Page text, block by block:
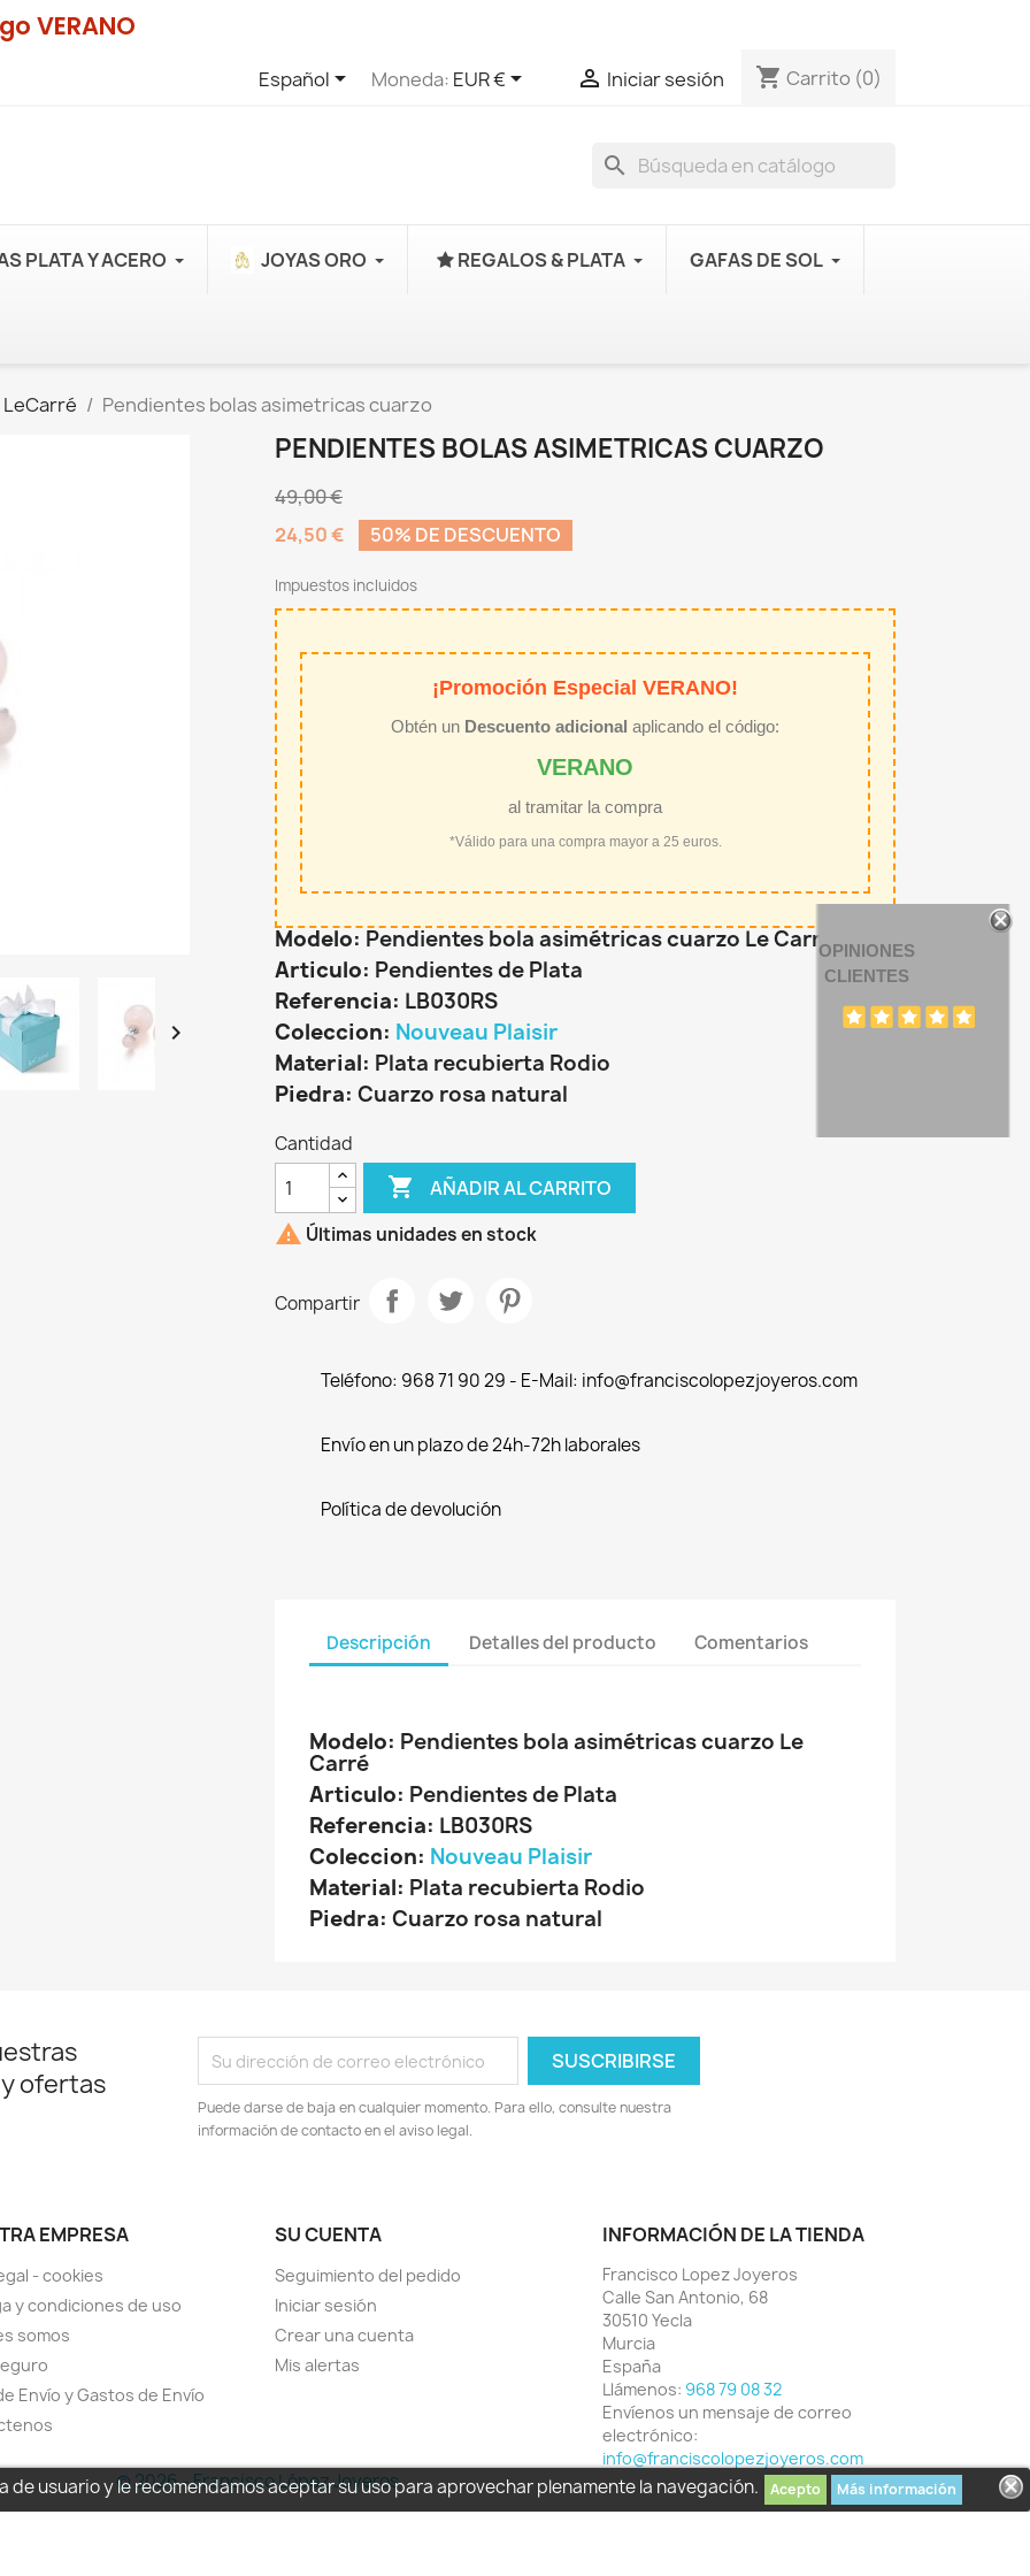
VERANO
Español Moneda: EUR €  Iniciar sesión shopping_cart Carrito (0)
search
usuario y le recomendamos aceptar su uso para aprovechar plenamente la navegación. Acepto Más información
PLATA Y ACERO JOYAS ORO REGALOS & PLATA GAFAS DE SOL
LeCarré Pendientes bolas asimetricas cuarzo

PENDIENTES BOLAS ASIMETRICAS CUARZO
49,00 €
24,50 €
50% DE DESCUENTO
Impuestos incluidos
¡Promoción Especial VERANO!
Obtén un Descuento adicional aplicando el código:
VERANO
al tramitar la compra
*Válido para una compra mayor a 25 euros.
Modelo: Pendientes bola asimétricas cuarzo Le Carré
Articulo: Pendientes de Plata
Referencia: LB030RS
Coleccion: Nouveau Plaisir
Material: Plata recubierta Rodio
Piedra: Cuarzo rosa natural
Cantidad
 AÑADIR AL CARRITO
 Últimas unidades en stock
Compartir
Teléfono: 968 71 90 29 - E-Mail: info@franciscolopezjoyeros.com
Envío en un plazo de 24h-72h laborales
Política de devolución
Descripción Detalles del producto Comentarios
Modelo: Pendientes bola asimétricas cuarzo Le
Carré
Articulo: Pendientes de Plata
Referencia: LB030RS
Coleccion: Nouveau Plaisir
Material: Plata recubierta Rodio
Piedra: Cuarzo rosa natural
ofertas
Puede darse de baja en cualquier momento. Para ello, consulte nuestra
información de contacto en el aviso legal.
EMPRESA
- cookies
y condiciones de uso
somos
Envío y Gastos de Envío
SU CUENTA
Seguimiento del pedido
Iniciar sesión
Crear una cuenta
Mis alertas
INFORMACIÓN DE LA TIENDA
Francisco Lopez Joyeros
Calle San Antonio, 68
30510 Yecla
Murcia
España
Llámenos: 968 79 08 32
Envíenos un mensaje de correo
electrónico:
info@franciscolopezjoyeros.com
OPINIONES
CLIENTES
© 2026 - Francisco López Joyeros